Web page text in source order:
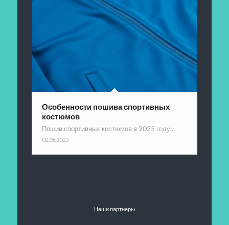
Особенности пошива спортивных
костюмов
Пошив спортивных костюмов в 2025 году…
02.08.2025
Наши партнеры